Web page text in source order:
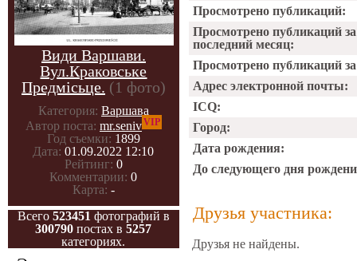
Види Варшави.
Вул.Краковське
Предмісьце. (1 фото)
Категория: Варшава
Автор поста: mr.senivVIP
Год съемки: 1899
Дата: 01.09.2022 12:10
Рейтинг: 0
Комментарии: 0
Карта: -
Всего 523451 фотографий в
300790 постах в5257
категориях.
Просмотрено публикаций:
Просмотрено публикаций за
последний месяц:
Просмотрено публикаций за
Адрес электронной почты:
ICQ:
Город:
Дата рождения:
До следующего дня
Друзья участника:
Друзья не найдены.